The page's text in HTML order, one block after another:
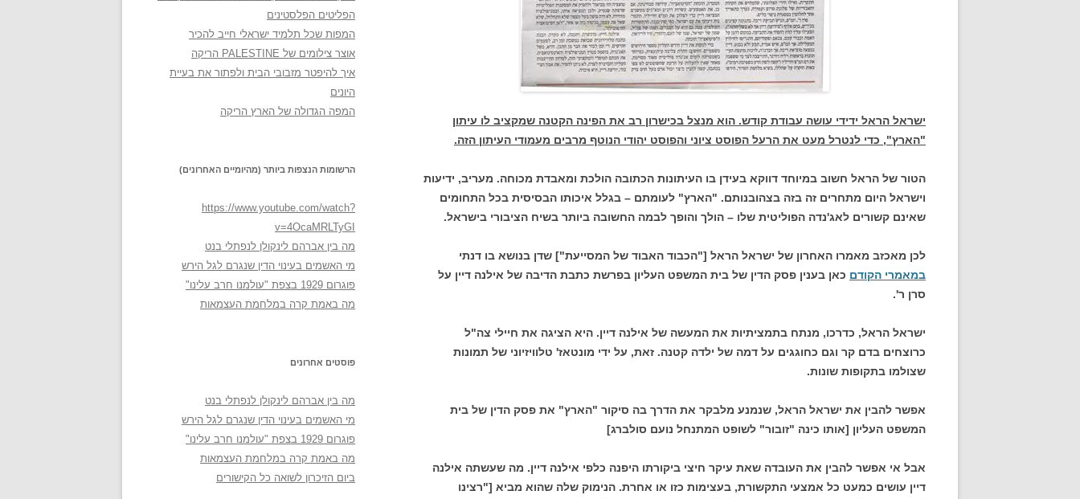
ישראל הראל ידידי עושה עבודת קודש. הוא מנצל בכישרון רב את הפינה הקטנה שמקציב לו עיתון
"הארץ", כדי לנטרל מעט את הרעל הפוסט ציוני והפוסט יהודי הנוטף מרבים מעמודי העיתון הזה.
הטור של הראל חשוב במיוחד דווקא בעידן בו העיתונות הכתובה הולכת ומאבדת מכוחה. מעריב, ידיעות
וישראל היום מתחרים זה בזה בצהובנותם. "הארץ" לעומתם – בגלל איכותו הבסיסית בכל התחומים
שאינם קשורים לאג'נדה הפוליטית שלו – הולך והופך לבמה החשובה ביותר בשיח הציבורי בישראל.
לכן מאכזב מאמרו האחרון של ישראל הראל ["הכבוד האבוד של המסייעת"] שדן בנושא בו דנתי
במאמרי הקודם כאן בענין פסק הדין של בית המשפט העליון בפרשת כתבת הדיבה של אילנה דיין על
סרן ר'.
ישראל הראל, כדרכו, מנתח בתמציתיות את המעשה של אילנה דיין. היא הציגה את חיילי צה"ל
כרוצחים בדם קר וגם כחוגגים על דמה של ילדה קטנה. זאת, על ידי מונטאז' טלוויזיוני של תמונות
שצולמו בתקופות שונות.
אפשר להבין את ישראל הראל, שנמנע מלבקר את הדרך בה סיקור "הארץ" את פסק הדין של בית
המשפט העליון [אותו כינה "זובור" לשופט המתנחל נועם סולברג]
אבל אי אפשר להבין את העובדה שאת עיקר חיצי ביקורתו היפנה כלפי אילנה דיין. מה שעשתה אילנה
דיין עושים כמעט כל אמצעי התקשורת, בעצימות כזו או אחרת. הנימוק שלה שהוא מביא ["רצינו
הפליטים הפלסטינים
המפות שכל תלמיד ישראלי חייב להכיר
אוצר צילומים של PALESTINE הריקה
איך להיפטר מזבובי הבית ולפתור את בעיית
היונים
המפה הגדולה של הארץ הריקה
הרשומות הנצפות ביותר (מהיומיים האחרונים)
https://www.youtube.com/watch?
v=4OcaMRLTyGI
מה בין אברהם לינקולן לנפתלי בנט
מי האשמים בעינוי הדין שנגרם לגל הירש
פוגרום 1929 בצפת "עולמנו חרב עלינו"
מה באמת קרה במלחמת העצמאות
פוסטים אחרונים
מה בין אברהם לינקולן לנפתלי בנט
מי האשמים בעינוי הדין שנגרם לגל הירש
פוגרום 1929 בצפת "עולמנו חרב עלינו"
מה באמת קרה במלחמת העצמאות
ביום הזיכרון לשואה כל הקישורים